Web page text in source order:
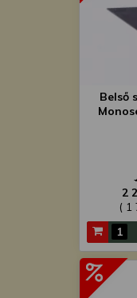
Belső
2
( 1